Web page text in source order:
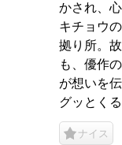
かされ、
キチョウ
拠り所。
も、優作
が想いを
グッとく
ナイス